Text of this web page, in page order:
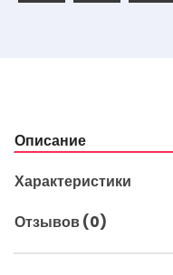
Описание
Характеристики
Отзывов (0)